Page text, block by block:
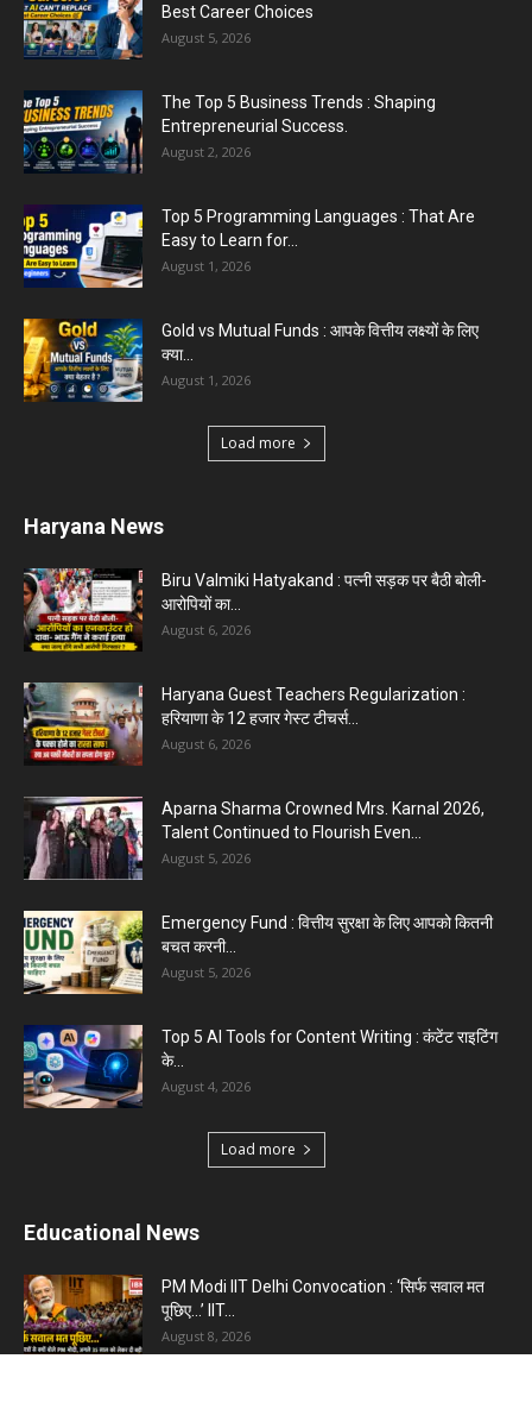
Best Career Choices
August 5, 2026
The Top 5 Business Trends : Shaping
Entrepreneurial Success.
August 2, 2026
Top 5 Programming Languages : That Are
Easy to Learn for...
August 1, 2026
Gold vs Mutual Funds : आपके वित्तीय लक्ष्यों के लिए
क्या...
August 1, 2026
Load more
Haryana News
Biru Valmiki Hatyakand : पत्नी सड़क पर बैठी बोली-
आरोपियों का...
August 6, 2026
Haryana Guest Teachers Regularization :
हरियाणा के 12 हजार गेस्ट टीचर्स...
August 6, 2026
Aparna Sharma Crowned Mrs. Karnal 2026,
Talent Continued to Flourish Even...
August 5, 2026
Emergency Fund : वित्तीय सुरक्षा के लिए आपको कितनी
बचत करनी...
August 5, 2026
Top 5 AI Tools for Content Writing : कंटेंट राइटिंग
के...
August 4, 2026
Load more
Educational News
PM Modi IIT Delhi Convocation : ‘सिर्फ सवाल मत
पूछिए…’ IIT...
August 8, 2026